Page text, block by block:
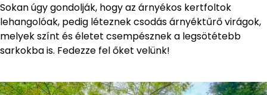
Sokan úgy gondolják, hogy az árnyékos kertfoltok
lehangolóak, pedig léteznek csodás árnyéktűrő virágok,
melyek színt és életet csempésznek a legsötétebb
sarkokba is. Fedezze fel őket velünk!